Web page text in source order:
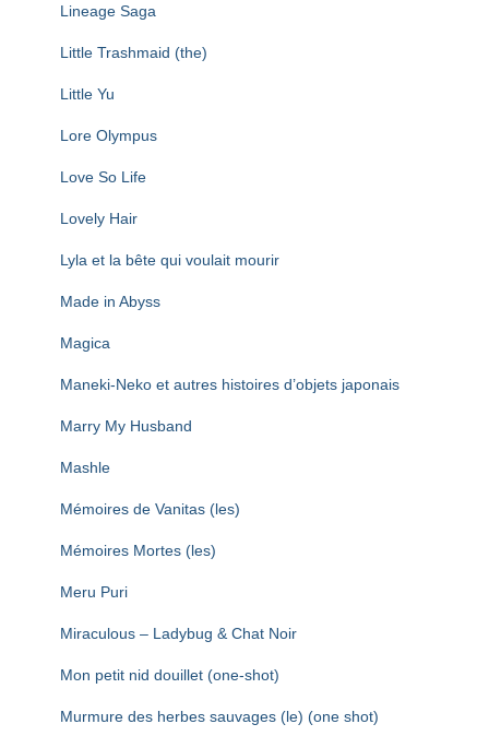
Lineage Saga
Little Trashmaid (the)
Little Yu
Lore Olympus
Love So Life
Lovely Hair
Lyla et la bête qui voulait mourir
Made in Abyss
Magica
Maneki-Neko et autres histoires d’objets japonais
Marry My Husband
Mashle
Mémoires de Vanitas (les)
Mémoires Mortes (les)
Meru Puri
Miraculous – Ladybug & Chat Noir
Mon petit nid douillet (one-shot)
Murmure des herbes sauvages (le) (one shot)